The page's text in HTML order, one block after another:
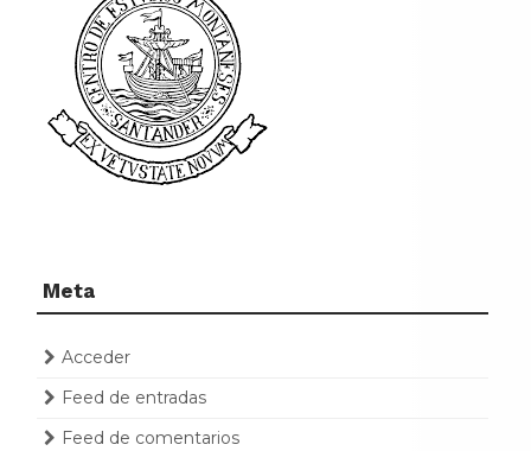
Meta
Acceder
Feed de entradas
Feed de comentarios